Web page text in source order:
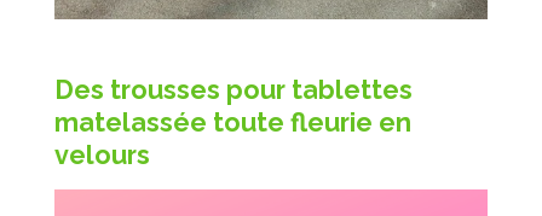
Des trousses pour tablettes
matelassée toute fleurie en
velours